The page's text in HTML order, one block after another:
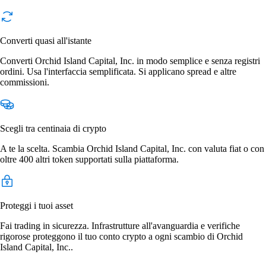
Converti quasi all'istante
Converti Orchid Island Capital, Inc. in modo semplice e senza registri
ordini. Usa l'interfaccia semplificata. Si applicano spread e altre
commissioni.
Scegli tra centinaia di crypto
A te la scelta. Scambia Orchid Island Capital, Inc. con valuta fiat o con
oltre 400 altri token supportati sulla piattaforma.
Proteggi i tuoi asset
Fai trading in sicurezza. Infrastrutture all'avanguardia e verifiche
rigorose proteggono il tuo conto crypto a ogni scambio di Orchid
Island Capital, Inc..